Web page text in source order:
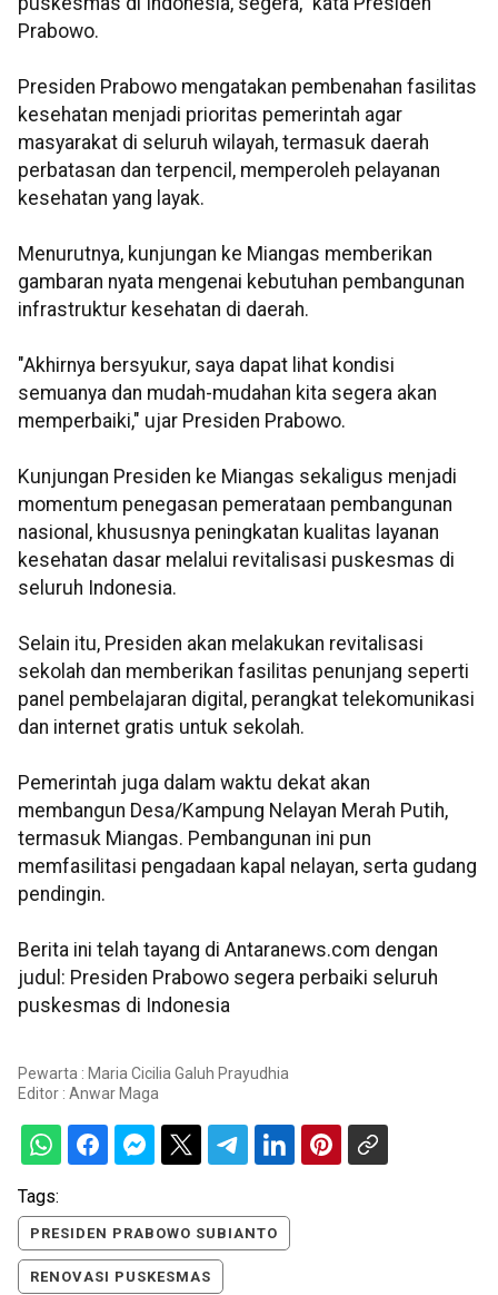
Prabowo.
Presiden Prabowo mengatakan pembenahan fasilitas
kesehatan menjadi prioritas pemerintah agar
masyarakat di seluruh wilayah, termasuk daerah
perbatasan dan terpencil, memperoleh pelayanan
kesehatan yang layak.
Menurutnya, kunjungan ke Miangas memberikan
gambaran nyata mengenai kebutuhan pembangunan
infrastruktur kesehatan di daerah.
"Akhirnya bersyukur, saya dapat lihat kondisi
semuanya dan mudah-mudahan kita segera akan
memperbaiki," ujar Presiden Prabowo.
Kunjungan Presiden ke Miangas sekaligus menjadi
momentum penegasan pemerataan pembangunan
nasional, khususnya peningkatan kualitas layanan
kesehatan dasar melalui revitalisasi puskesmas di
seluruh Indonesia.
Selain itu, Presiden akan melakukan revitalisasi
sekolah dan memberikan fasilitas penunjang seperti
panel pembelajaran digital, perangkat telekomunikasi
dan internet gratis untuk sekolah.
Pemerintah juga dalam waktu dekat akan
membangun Desa/Kampung Nelayan Merah Putih,
termasuk Miangas. Pembangunan ini pun
memfasilitasi pengadaan kapal nelayan, serta gudang
pendingin.
Berita ini telah tayang di Antaranews.com dengan
judul: Presiden Prabowo segera perbaiki seluruh
puskesmas di Indonesia
Pewarta : Maria Cicilia Galuh Prayudhia
Editor : Anwar Maga
Tags:
PRESIDEN PRABOWO SUBIANTO
RENOVASI PUSKESMAS